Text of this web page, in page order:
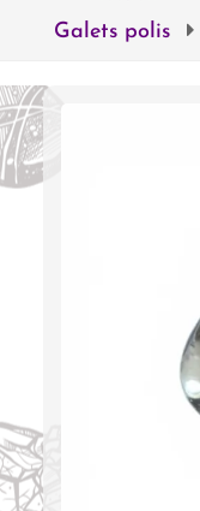
Galets polis